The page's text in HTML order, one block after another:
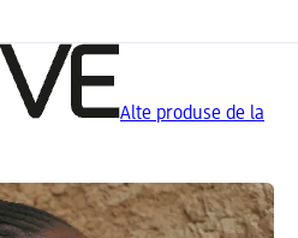
Alte produse de la